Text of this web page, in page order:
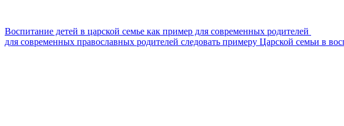
Воспитание детей в царской семье как пример для современных родителей
для современных православных родителей следовать примеру Царской семьи в